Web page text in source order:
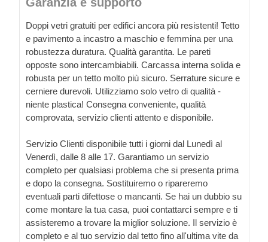
Doppi vetri gratuiti per edifici ancora più resistenti! Tetto
e pavimento a incastro a maschio e femmina per una
robustezza duratura. Qualità garantita. Le pareti
opposte sono intercambiabili. Carcassa interna solida e
robusta per un tetto molto più sicuro. Serrature sicure e
cerniere durevoli. Utilizziamo solo vetro di qualità -
niente plastica! Consegna conveniente, qualità
comprovata, servizio clienti attento e disponibile.
Servizio Clienti disponibile tutti i giorni dal Lunedì al
Venerdì, dalle 8 alle 17. Garantiamo un servizio
completo per qualsiasi problema che si presenta prima
e dopo la consegna. Sostituiremo o ripareremo
eventuali parti difettose o mancanti. Se hai un dubbio su
come montare la tua casa, puoi contattarci sempre e ti
assisteremo a trovare la miglior soluzione. Il servizio è
completo e al tuo servizio dal tetto fino all'ultima vite da